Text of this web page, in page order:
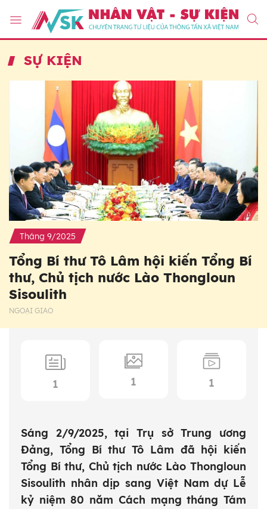
SỰ KIỆN
Tháng 9/2025
Tổng Bí thư Tô Lâm hội kiến Tổng Bí
thư, Chủ tịch nước Lào Thongloun
Sisoulith
NGOẠI GIAO
1 1 1
Sáng 2/9/2025, tại Trụ sở Trung ương
Đảng, Tổng Bí thư Tô Lâm đã hội kiến
Tổng Bí thư, Chủ tịch nước Lào Thongloun
Sisoulith nhân dịp sang Việt Nam dự Lễ
kỷ niệm 80 năm Cách mạng tháng Tám